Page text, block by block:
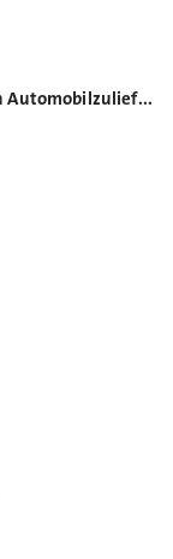
Wofür ein Automobilzulieferer Heller-Bearbeitungszentren nutzt